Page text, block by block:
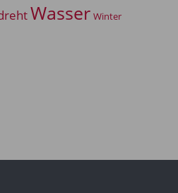
Wasser Winter